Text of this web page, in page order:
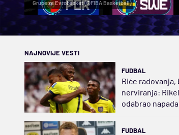
Grupe za Evrobasket (©FIBA Basketball)
NAJNOVIJE VESTI
FUDBAL
Biće radovanja,
nerviranja:
odabrao
Boku i
FUDBAL